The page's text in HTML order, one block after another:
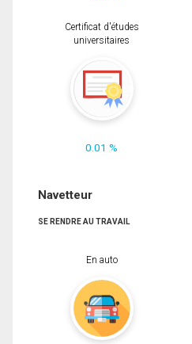
Certificat d'études
universitaires
0.01 %
Navetteur
SE RENDRE AU TRAVAIL
En auto